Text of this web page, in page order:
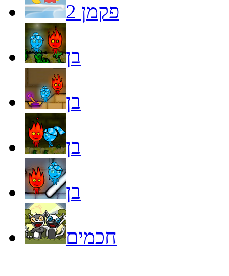
פקמן 2
בן
בן
בן
בן
חכמים